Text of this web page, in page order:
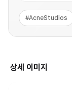
#AcneStudios
상세 이미지